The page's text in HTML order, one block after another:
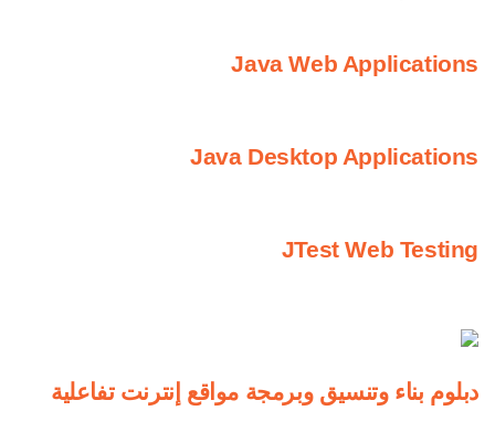
Java Web Applications
Java Desktop Applications
JTest Web Testing
دبلوم بناء وتنسيق وبرمجة مواقع إنترنت تفاعلية